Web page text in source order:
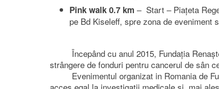
Pink walk 0.7 km – Start – Piațeta
pe Bd Kiseleff, spre zona de eveniment
Începând cu anul 2015, Fundația
strângere de fonduri pentru cancerul de sân
Evenimentul organizat in Romania de